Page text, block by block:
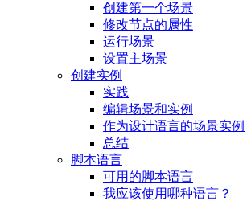
创建第一个场景
修改节点的属性
运行场景
设置主场景
创建实例
实践
编辑场景和实例
作为设计语言的场景实例
总结
脚本语言
可用的脚本语言
我应该使用哪种语言？